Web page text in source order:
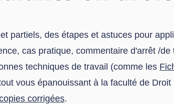
partiels, des étapes et astuces pour
cas pratique, commentaire d'arrêt /de
techniques de travail (comme les
vous épanouissant à la faculté de Droit
corrigées.